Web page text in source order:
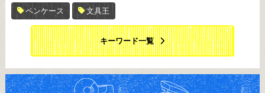
ペンケース 文具王
キーワード一覧